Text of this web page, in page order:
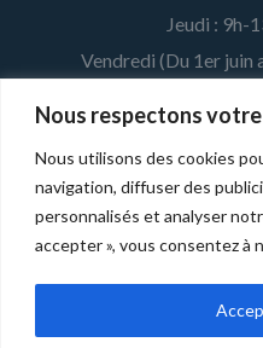
Nous respectons
Nous utilisons des cookies
navigation, diffuser des
personnalisés et analyser
accepter », vous consentez
Jeudi : 9h-
Vendredi (Du 1er juin
MENTIONS
Développé par laFédération
affiliée. |